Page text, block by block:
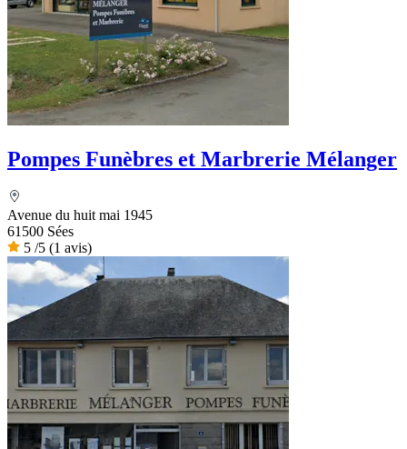
Pompes Funèbres et Marbrerie Mélanger
Avenue du huit mai 1945
61500 Sées
5 /5 (1 avis)